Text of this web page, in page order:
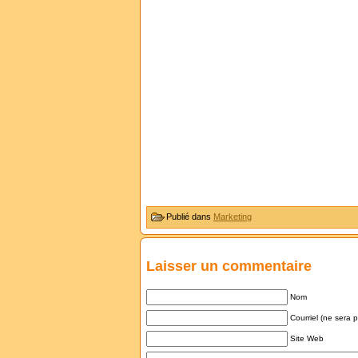
Publié dans Marketing
Laisser un commentaire
Nom
Courriel (ne sera
Site Web